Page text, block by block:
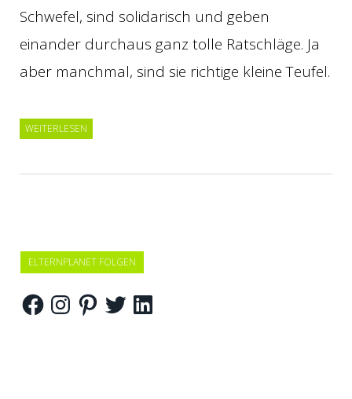
Schwefel, sind solidarisch und geben
einander durchaus ganz tolle Ratschläge. Ja
aber manchmal, sind sie richtige kleine Teufel.
WEITERLESEN
ELTERNPLANET FOLGEN
FacebookInstagramPinterestTwitterLinkedIn